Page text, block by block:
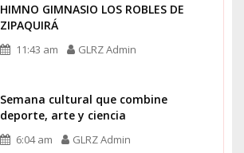
HIMNO GIMNASIO LOS ROBLES DE
ZIPAQUIRÁ
11:43 am GLRZ Admin
Semana cultural que combine
deporte, arte y ciencia
6:04 am GLRZ Admin